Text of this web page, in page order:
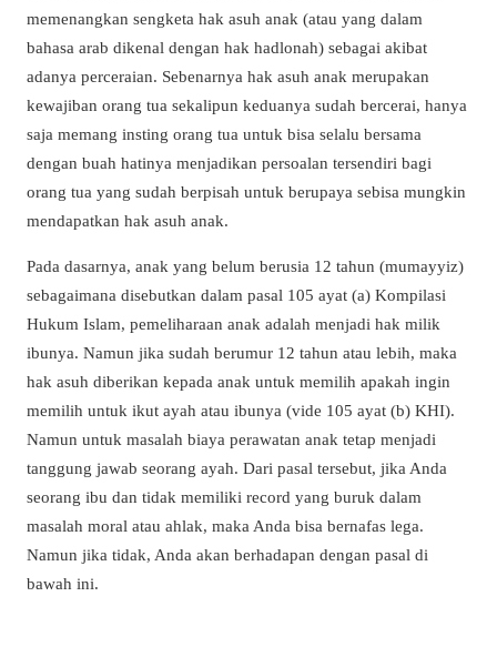
memenangkan sengketa hak asuh anak (atau yang dalam
bahasa arab dikenal dengan hak hadlonah) sebagai akibat
adanya perceraian. Sebenarnya hak asuh anak merupakan
kewajiban orang tua sekalipun keduanya sudah bercerai, hanya
saja memang insting orang tua untuk bisa selalu bersama
dengan buah hatinya menjadikan persoalan tersendiri bagi
orang tua yang sudah berpisah untuk berupaya sebisa mungkin
mendapatkan hak asuh anak.
Pada dasarnya, anak yang belum berusia 12 tahun (mumayyiz)
sebagaimana disebutkan dalam pasal 105 ayat (a) Kompilasi
Hukum Islam, pemeliharaan anak adalah menjadi hak milik
ibunya. Namun jika sudah berumur 12 tahun atau lebih, maka
hak asuh diberikan kepada anak untuk memilih apakah ingin
memilih untuk ikut ayah atau ibunya (vide 105 ayat (b) KHI).
Namun untuk masalah biaya perawatan anak tetap menjadi
tanggung jawab seorang ayah. Dari pasal tersebut, jika Anda
seorang ibu dan tidak memiliki record yang buruk dalam
masalah moral atau ahlak, maka Anda bisa bernafas lega.
Namun jika tidak, Anda akan berhadapan dengan pasal di
bawah ini.